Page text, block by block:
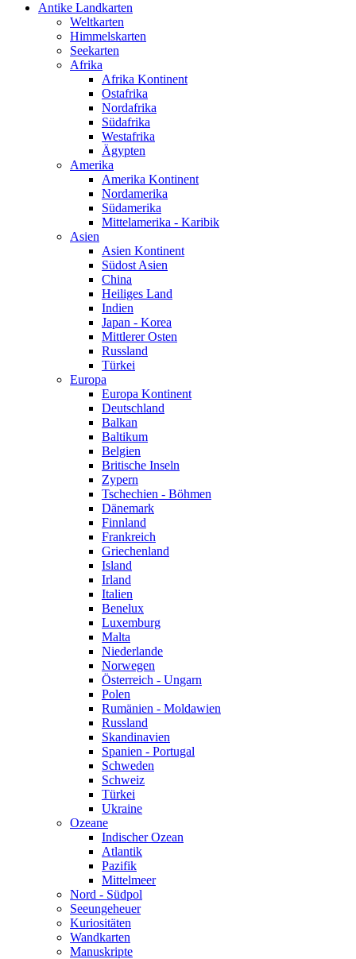
Antike Landkarten
Weltkarten
Himmelskarten
Seekarten
Afrika
Afrika Kontinent
Ostafrika
Nordafrika
Südafrika
Westafrika
Ägypten
Amerika
Amerika Kontinent
Nordamerika
Südamerika
Mittelamerika - Karibik
Asien
Asien Kontinent
Südost Asien
China
Heiliges Land
Indien
Japan - Korea
Mittlerer Osten
Russland
Türkei
Europa
Europa Kontinent
Deutschland
Balkan
Baltikum
Belgien
Britische Inseln
Zypern
Tschechien - Böhmen
Dänemark
Finnland
Frankreich
Griechenland
Island
Irland
Italien
Benelux
Luxemburg
Malta
Niederlande
Norwegen
Österreich - Ungarn
Polen
Rumänien - Moldawien
Russland
Skandinavien
Spanien - Portugal
Schweden
Schweiz
Türkei
Ukraine
Ozeane
Indischer Ozean
Atlantik
Pazifik
Mittelmeer
Nord - Südpol
Seeungeheuer
Kuriositäten
Wandkarten
Manuskripte